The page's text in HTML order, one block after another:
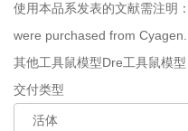
使用本品系发表的文献需注明：
were purchased from Cyagen.
其他工具鼠模型Dre工具鼠模型
交付类型